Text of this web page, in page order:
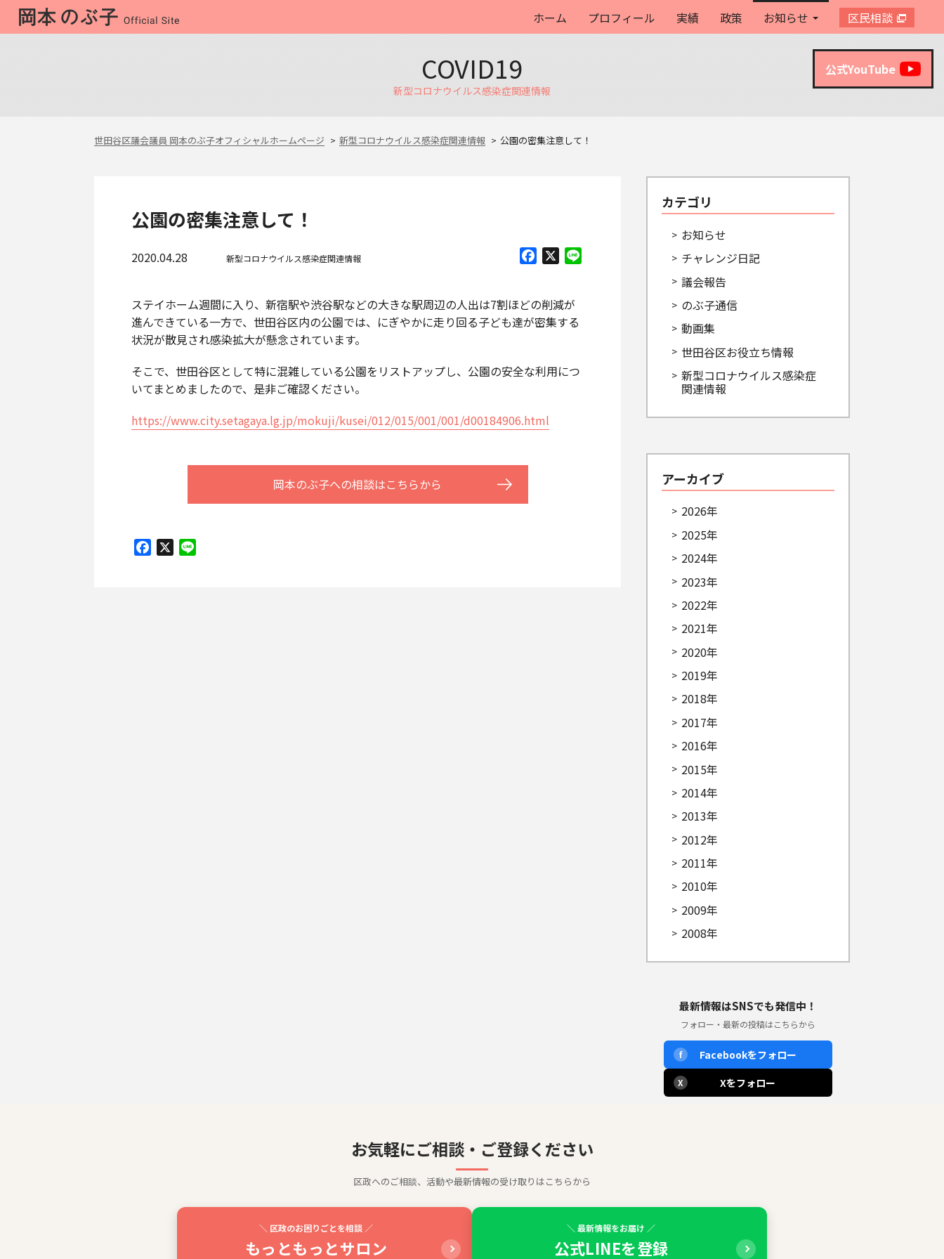
ホーム プロフィール 実績 政策 お知らせ 区民相談
COVID19
新型コロナウイルス感染症関連情報
世田谷区議会議員 岡本のぶ子オフィシャルホームページ 新型コロナウイルス感染症関連情報 公園の密集注意して！
公園の密集注意して！
2020.04.28 新型コロナウイルス感染症関連情報 Facebook
ステイホーム週間に入り、新宿駅や渋谷駅などの大きな駅周辺の人出は7割ほどの削減が
進んできている一方で、世田谷区内の公園では、にぎやかに走り回る子ども達が密集する
状況が散見され感染拡大が懸念されています。
そこで、世田谷区として特に混雑している公園をリストアップし、公園の安全な利用につ
いてまとめましたので、是非ご確認ください。
https://www.city.setagaya.lg.jp/mokuji/kusei/012/015/001/001/d00184906.html
岡本のぶ子への相談はこちらから
Facebook
カテゴリ
お知らせ
チャレンジ日記
議会報告
のぶ子通信
動画集
世田谷区お役立ち情報
新型コロナウイルス感染症
関連情報
アーカイブ
2026年
2025年
2024年
2023年
2022年
2021年
2020年
2019年
2018年
2017年
2016年
2015年
2014年
2013年
2012年
2011年
2010年
2009年
2008年
最新情報はSNSでも発信中！
フォロー・最新の投稿はこちらから
f Facebookをフォロー
X Xをフォロー
公式YouTube
お気軽にご相談・ご登録ください
区政へのご相談、活動や最新情報の受け取りはこちらから
＼ 区政のお困りごとを相談 ／
もっともっとサロン
＼ 最新情報をお届け ／
公式LINEを登録